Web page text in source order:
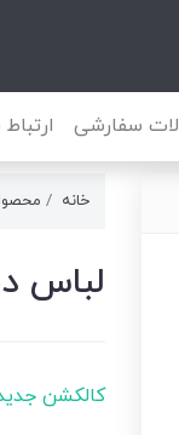
سفارشی ارتباط
خانه
لباس
کالکشن